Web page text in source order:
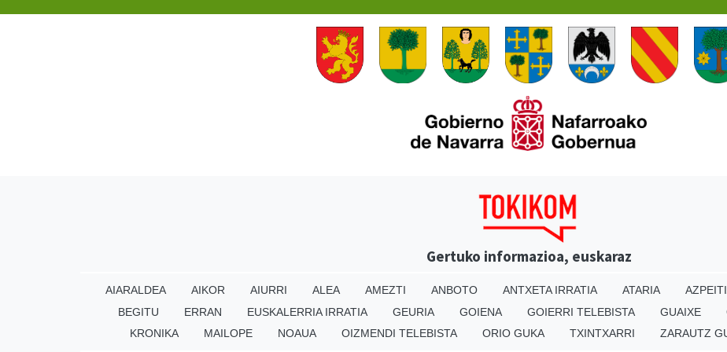
Gertuko informazioa, euskaraz
AIARALDEA AIKOR AIURRI ALEA AMEZTI ANBOTO ANTXETA IRRATIA ATARIA
BEGITU
ERRAN EUSKALERRIA IRRATIA GEURIA GOIENA GOIERRI TELEBISTA GUAIXE
KRONIKA
MAILOPE NOAUA OIZMENDI TELEBISTA ORIO GUKA TXINTXARRI ZARAUTZ